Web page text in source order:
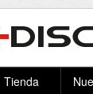
Tienda